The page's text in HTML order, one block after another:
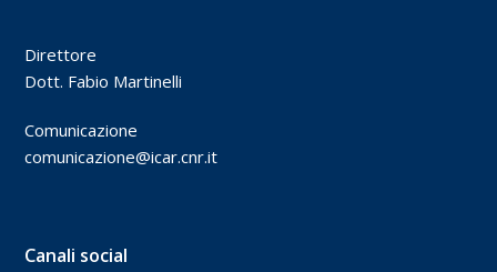
Direttore
Dott. Fabio Martinelli
Comunicazione
comunicazione@icar.cnr.it
Canali social